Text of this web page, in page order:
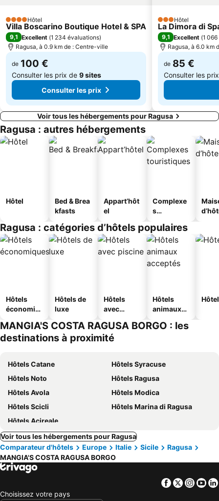
4 ÉtoilesHôtel
Villa Boscarino Boutique Hotel & SPA
9,1 Excellent (1 234 évaluations)
Ragusa, à 0.9 km de : Centre-ville
de 100 €
Consulter les prix de 9 sites
Consulter les prix
3 Étoiles
Hôtel
La Dimora di
9,1 Excellent (1
Ragusa, à 6.0 km
de 85 €
Consulter les
Voir tous les hébergements pour Ragusa
Ragusa : autres hébergements
Hôtel
Bed & Brea
kfasts
Appart’hôt
el
Complexe
s
s
Ragusa : catégories d’hôtels populaires
Hôtels
économiq
Hôtels de
luxe
Hôtels
avec
Hôtels
animaux
MANGIA'S COSTA RAGUSA BORGO : les
destinations à proximité
Hôtels Catane
Hôtels Syracuse
Hôtels Noto
Hôtels Ragusa
Hôtels Avola
Hôtels Modica
Hôtels Scicli
Hôtels Marina di Ragusa
Hôtels Acireale
Voir tous les hébergements pour Ragusa
Comparateur d'hôtels
Europe Italie Sicile
Ragusa
MANGIA'S COSTA RAGUSA BORGO
Facebook
Twitter
Choisissez votre pays